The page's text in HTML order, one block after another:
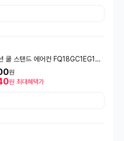
쿨 스탠드 에어컨 FQ18GC1EG1
방 58.5㎥] (실외기포함) [전국설치
원
원 최대혜택가